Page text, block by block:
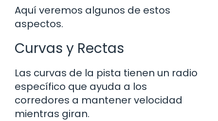
Aquí veremos algunos de estos
aspectos.
Curvas y Rectas
Las curvas de la pista tienen un radio
específico que ayuda a los
corredores a mantener velocidad
mientras giran.